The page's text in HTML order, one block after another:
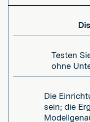
Testen
ohne
Die
sein; die